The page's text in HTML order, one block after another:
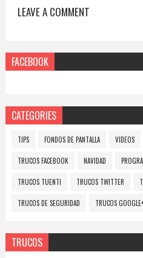
LEAVE A COMMENT
FACEBOOK
CATEGORIES
TIPS FONDOS DE PANTALLA VIDEOS
TRUCOS FACEBOOK NAVIDAD
TRUCOS TUENTI TRUCOS TWITTER
TRUCOS DE SEGURIDAD TRUCOS
TRUCOS